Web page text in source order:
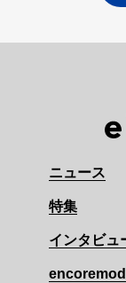
ニュース
特集
インタビュ